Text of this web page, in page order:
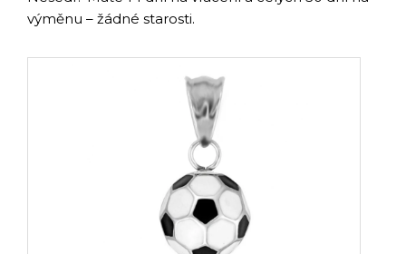
výměnu – žádné starosti.